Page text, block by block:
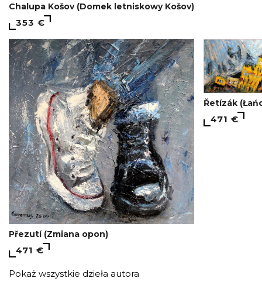
Chalupa Košov (Domek letniskowy Košov)
353 €
Přezutí (Zmiana opon)
471 €
Řetízák
471 €
Pokaż wszystkie dzieła autora